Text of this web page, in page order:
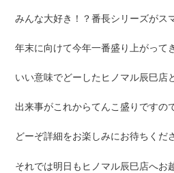
みんな大好き！？番長シリーズがス
年末に向けて今年一番盛り上がって
いい意味でどーしたヒノマル辰巳店
出来事がこれからてんこ盛りですの
どーぞ詳細をお楽しみにお待ちくだ
それでは明日もヒノマル辰巳店へお